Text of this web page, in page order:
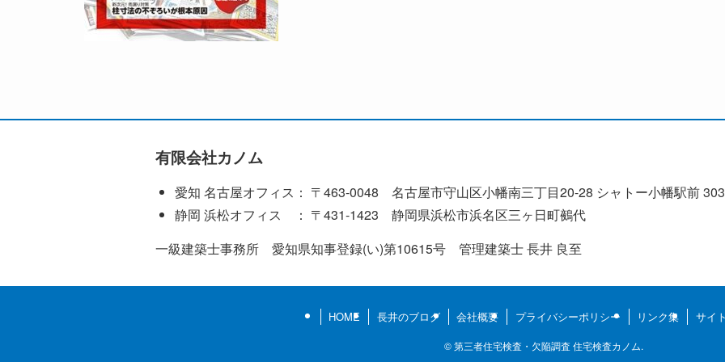
有限会社カノム
愛知 名古屋オフィス： 〒463-0048 名古屋市守山区小幡南三丁目20-28 シャトー小幡駅前 303
静岡 浜松オフィス ： 〒431‑1423 静岡県浜松市浜名区三ヶ日町鵺代
一級建築士事務所 愛知県知事登録(い)第10615号 管理建築士 長井 良至
HOME 長井のブログ 会社概要 プライバシーポリシー リンク集 サイ
©第三者住宅検査・欠陥調査 住宅検査カノム.